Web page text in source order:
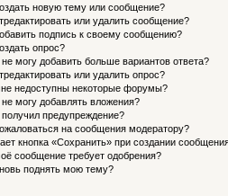
новую тему или сообщение?
или удалить сообщение?
подпись к своему сообщению?
опрос?
могу добавить больше вариантов ответа?
или удалить опрос?
недоступны некоторые форумы?
могу добавлять вложения?
предупреждение?
на сообщения модератору?
кнопка «Сохранить» при создании
сообщение требует одобрения?
поднять мою тему?